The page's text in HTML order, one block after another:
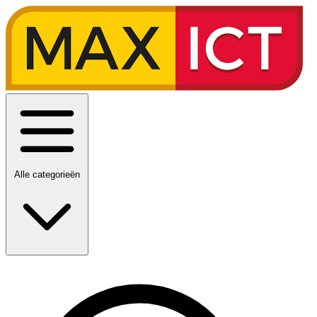
Alle categorieën